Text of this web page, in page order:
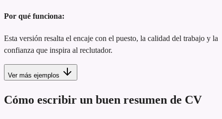
Por qué funciona:
Esta versión resalta el encaje con el puesto, la calidad del trabajo y la
confianza que inspira al reclutador.
Ver más ejemplos
Cómo escribir un buen resumen de CV